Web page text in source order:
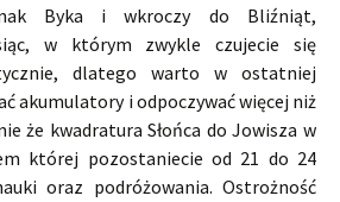
Byka i wkroczy do Bliźniąt,
w którym zwykle czujecie się
dlatego warto w ostatniej
akumulatory i odpoczywać więcej niż
że kwadratura Słońca do Jowisza w
której pozostaniecie od 21 do 24
oraz podróżowania. Ostrożność